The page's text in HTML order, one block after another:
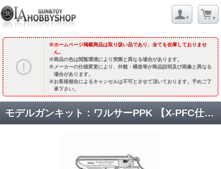
ホームページ掲載商品は取り扱い品であり、全てを在庫しておりませ
ん。
商品の色は閲覧環境により実際と異なる場合があります。
メーカーの仕様変更により、外観・構造等が商品説明及び画像と異なる
場合があります。
お客様都合によるキャンセルは不可とさせて頂いております。予めご了
承下さい。
モデルガンキット : ワルサーPPK 【X-PFC仕様】 (マットブラックABS) [品切中.再生産待ち]